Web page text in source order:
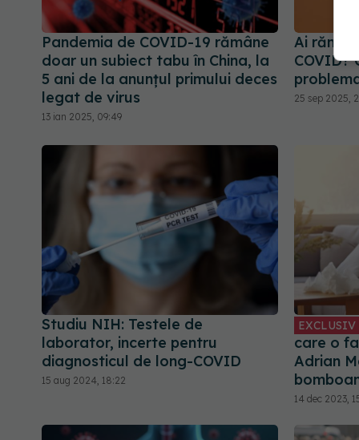
Pandemia de COVID-19 rămâne
doar un subiect tabu în China, la
5 ani de la anunțul primului deces
legat de virus
13 ian 2025, 09:49
Ai
COVID?
25 sep 2025,
Studiu NIH: Testele de
laborator, incerte pentru
diagnosticul de long-COVID
15 aug 2024, 18:22
EXCLUSIV
care o
Adrian
14 dec 2023,